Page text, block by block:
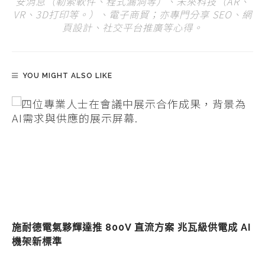
VR、3D打印等。）、電子商貿；亦專門分享 SEO、網
頁設計、社交平台推廣等心得。
YOU MIGHT ALSO LIKE
施耐德電氣夥輝達推 800V 直流方案 兆瓦級供電成 AI
機架新標準